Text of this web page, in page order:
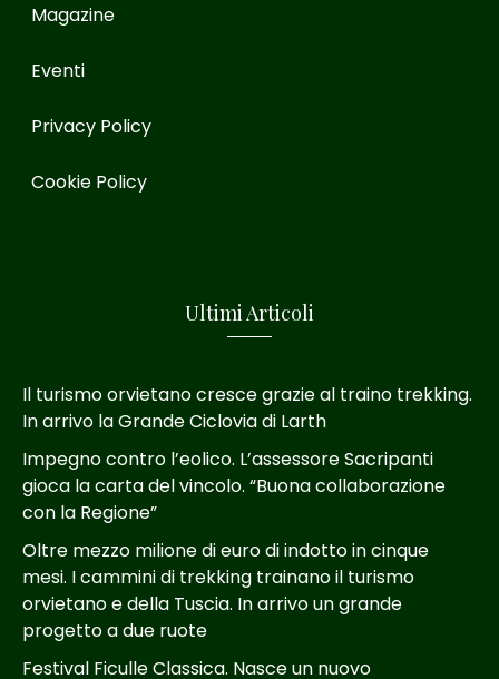
Magazine
Eventi
Privacy Policy
Cookie Policy
Ultimi Articoli
Il turismo orvietano cresce grazie al traino trekking.
In arrivo la Grande Ciclovia di Larth
Impegno contro l’eolico. L’assessore Sacripanti
gioca la carta del vincolo. “Buona collaborazione
con la Regione”
Oltre mezzo milione di euro di indotto in cinque
mesi. I cammini di trekking trainano il turismo
orvietano e della Tuscia. In arrivo un grande
progetto a due ruote
Festival Ficulle Classica. Nasce un nuovo